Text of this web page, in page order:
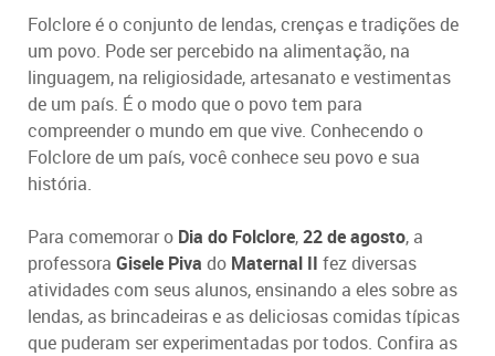
Folclore é o conjunto de lendas, crenças e tradições de
um povo. Pode ser percebido na alimentação, na
linguagem, na religiosidade, artesanato e vestimentas
de um país. É o modo que o povo tem para
compreender o mundo em que vive. Conhecendo o
Folclore de um país, você conhece seu povo e sua
história.
Para comemorar o Dia do Folclore,22 de agosto, a
professora Gisele Piva do Maternal II fez diversas
atividades com seus alunos, ensinando a eles sobre as
lendas, as brincadeiras e as deliciosas comidas típicas
que puderam ser experimentadas por todos. Confira as